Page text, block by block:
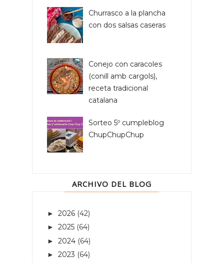
Churrasco a la plancha
con dos salsas caseras
Conejo con caracoles
(conill amb cargols),
receta tradicional
catalana
Sorteo 5º cumpleblog
ChupChupChup
ARCHIVO DEL BLOG
► 2026 (42)
► 2025 (64)
► 2024 (64)
► 2023 (64)